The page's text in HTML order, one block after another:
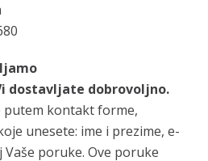
dostavljate dobrovoljno.
putem kontakt forme,
unesete: ime i prezime, e-
poruke. Ove poruke